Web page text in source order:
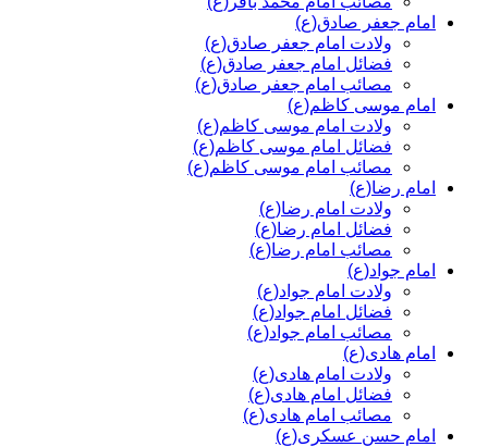
امام جعفر صادق(ع)
ولادت امام جعفر صادق(ع)
فضائل امام جعفر صادق(ع)
مصائب امام جعفر صادق(ع)
امام موسی کاظم(ع)
ولادت امام موسی کاظم(ع)
فضائل امام موسی کاظم(ع)
مصائب امام موسی کاظم(ع)
امام رضا(ع)
ولادت امام رضا(ع)
فضائل امام رضا(ع)
مصائب امام رضا(ع)
امام جواد(ع)
ولادت امام جواد(ع)
فضائل امام جواد(ع)
مصائب امام جواد(ع)
امام هادی(ع)
ولادت امام هادی(ع)
فضائل امام هادی(ع)
مصائب امام هادی(ع)
امام حسن عسکری(ع)